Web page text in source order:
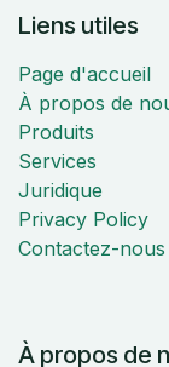
Liens utiles
Page d'accueil
À propos de
Produits
Services
Juridique
Privacy Policy
Contactez-nous
À propos de